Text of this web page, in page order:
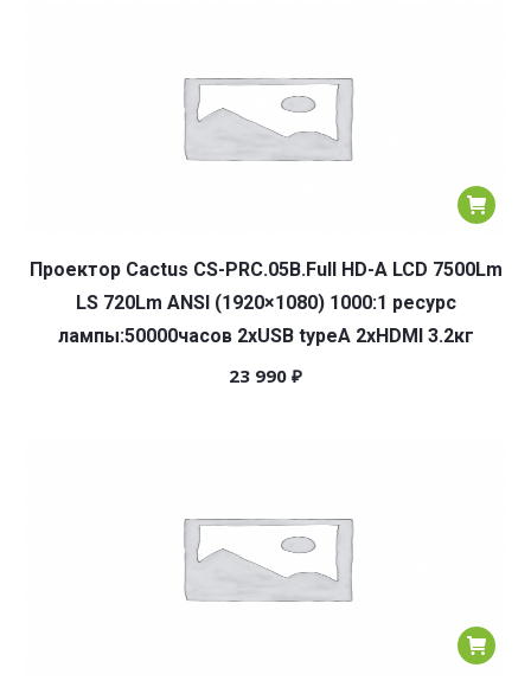
Проектор Cactus CS-PRC.05B.Full HD-A LCD 7500Lm
LS 720Lm ANSI (1920×1080) 1000:1 ресурс
лампы:50000часов 2xUSB typeA 2xHDMI 3.2кг
23 990 ₽